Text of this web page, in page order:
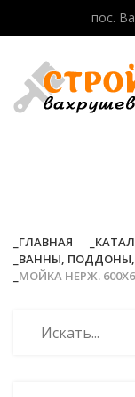
пос.
ГЛАВНАЯ
ВАННЫ,
МОЙКА НЕРЖ.